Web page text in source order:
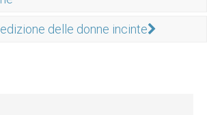
delle donne incinte